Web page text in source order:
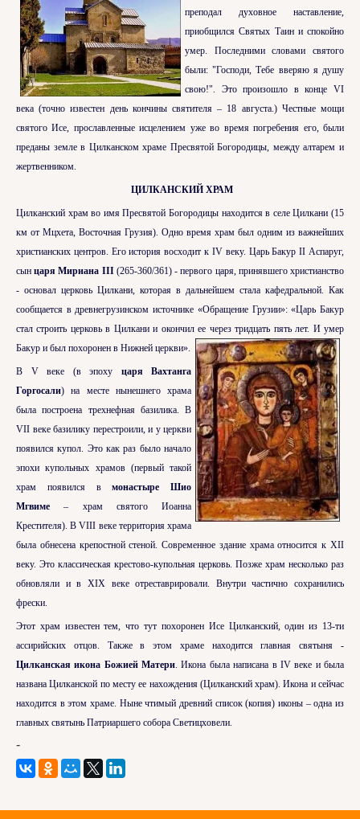
преподал духовное наставление,
приобщился Святых Таин и спокойно
умер. Последними словами святого
были: "Господи, Тебе вверяю я душу
свою!". Это произошло в конце VI
века (точно известен день кончины святителя – 18 августа.) Честные мощи
святого Исе, прославленные исцелением уже во время погребения его, были
преданы земле в Цилканском храме Пресвятой Богородицы, между алтарем и
жертвенником.
ЦИЛКАНСКИЙ ХРАМ
Цилканский храм во имя Пресвятой Богородицы находится в селе Цилкани (15
км от Мцхета, Восточная Грузия). Одно время храм был одним из важнейших
христианских центров. Его история восходит к IV веку. Царь Бакур II Аспаруг,
сынцаря Мириана III (265-360/361) - первого царя, принявшего христианство
- основал церковь Цилкани, которая в дальнейшем стала кафедральной. Как
сообщается в древнегрузинском источнике «Обращение Грузии»: «Царь Бакур
стал строить церковь в Цилкани и окончил ее через тридцать пять лет. И умер
Бакур и был похоронен в Нижней церкви».
В V веке (в эпоху царя Вахтанга
Горгосали) на месте нынешнего храма
была построена трехнефная базилика. В
VII веке базилику перестроили, и у церкви
появился купол. Это как раз было начало
эпохи купольных храмов (первый такой
храм появился вмонастыре Шио
Мгвиме – храм святого Иоанна
Крестителя). В VIII веке территория храма
была обнесена крепостной стеной. Современное здание храма относится к XII
веку. Это классическая крестово-купольная церковь. Позже храм несколько раз
обновляли и в XIX веке отреставрировали. Внутри частично сохранились
фрески.
Этот храм известен тем, что тут похоронен Исе Цилканский, один из 13-ти
ассирийских отцов. Также в этом храме находится главная святыня -
Цилканская икона Божией Матери. Икона была написана в IV веке и была
названа Цилканской по месту ее нахождения (Цилканский храм). Икона и сейчас
находится в этом храме. Ныне чтимый древний список (копия) иконы – одна из
главных святынь Патриаршего собора Светицховели.
-